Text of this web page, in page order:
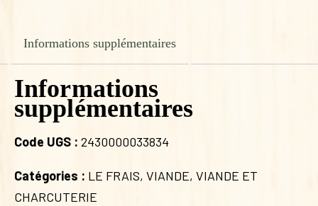
Informations supplémentaires
Informations
supplémentaires
Code UGS : 2430000033834
Catégories : LE FRAIS, VIANDE, VIANDE ET
CHARCUTERIE